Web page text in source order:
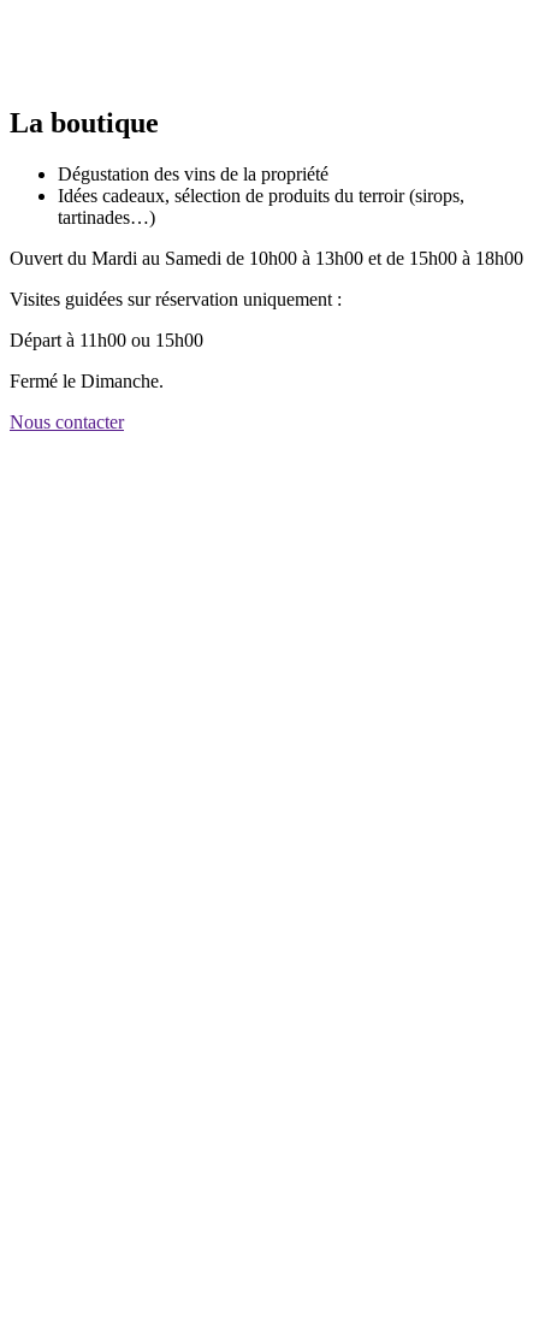
La boutique
Dégustation des vins de la propriété
Idées cadeaux, sélection de produits du terroir (sirops,
tartinades…)
Ouvert du Mardi au Samedi de 10h00 à 13h00 et de 15h00 à 18h00
Visites guidées sur réservation uniquement :
Départ à 11h00 ou 15h00
Fermé le Dimanche.
Nous contacter